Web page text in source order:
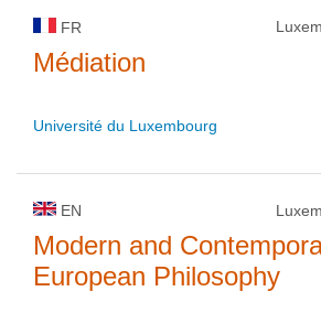
FR
Médiation
Université du Luxembourg
EN
Modern and
European Philosophy